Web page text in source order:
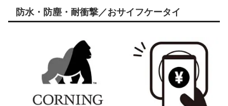
防水・防塵・耐衝撃／おサイフケータイ